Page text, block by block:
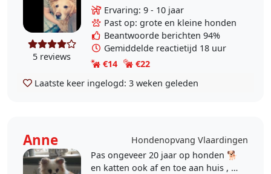
5 reviews
mijn eigen hond overleden en mis
ik een hond(je) om mij heen.
Hierdoor doe ik..
Ervaring: 9 - 10 jaar
Past op: grote en kleine honden
Beantwoorde berichten 94%
Gemiddelde reactietijd 18 uur
€14
€22
Laatste keer ingelogd: 3 weken geleden
Anne Hondenopvang Vlaardingen
Pas ongeveer 20 jaar op honden 🐕
en katten ook af en toe aan huis , ik